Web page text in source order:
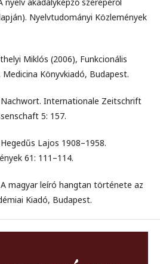
Nyelvtudományi Közlemények
Miklós (2006), Funkcionális
Könyvkiadó, Budapest.
Nachwort. Internationale Zeitschrift
5: 157.
Lajos 1908–1958.
61: 111–114.
magyar leíró hangtan története az
Kiadó, Budapest.